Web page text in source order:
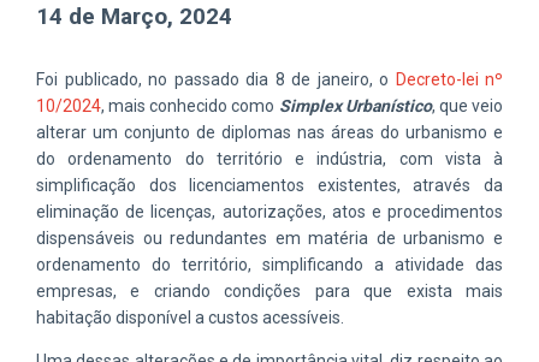
14 de Março, 2024
Foi publicado, no passado dia 8 de janeiro, o Decreto-lei nº
10/2024, mais conhecido como Simplex Urbanístico, que veio
alterar um conjunto de diplomas nas áreas do urbanismo e
do ordenamento do território e indústria, com vista à
simplificação dos licenciamentos existentes, através da
eliminação de licenças, autorizações, atos e procedimentos
dispensáveis ou redundantes em matéria de urbanismo e
ordenamento do território, simplificando a atividade das
empresas, e criando condições para que exista mais
habitação disponível a custos acessíveis.